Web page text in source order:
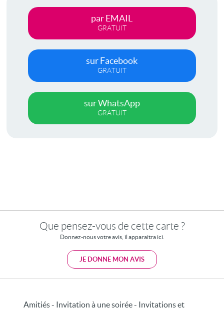
par EMAIL
GRATUIT
sur Facebook
GRATUIT
sur WhatsApp
GRATUIT
Que pensez-vous de cette carte ?
Donnez-nous votre avis, il apparaitra ici.
JE DONNE MON AVIS
Amitiés - Invitation à une soirée - Invitations et